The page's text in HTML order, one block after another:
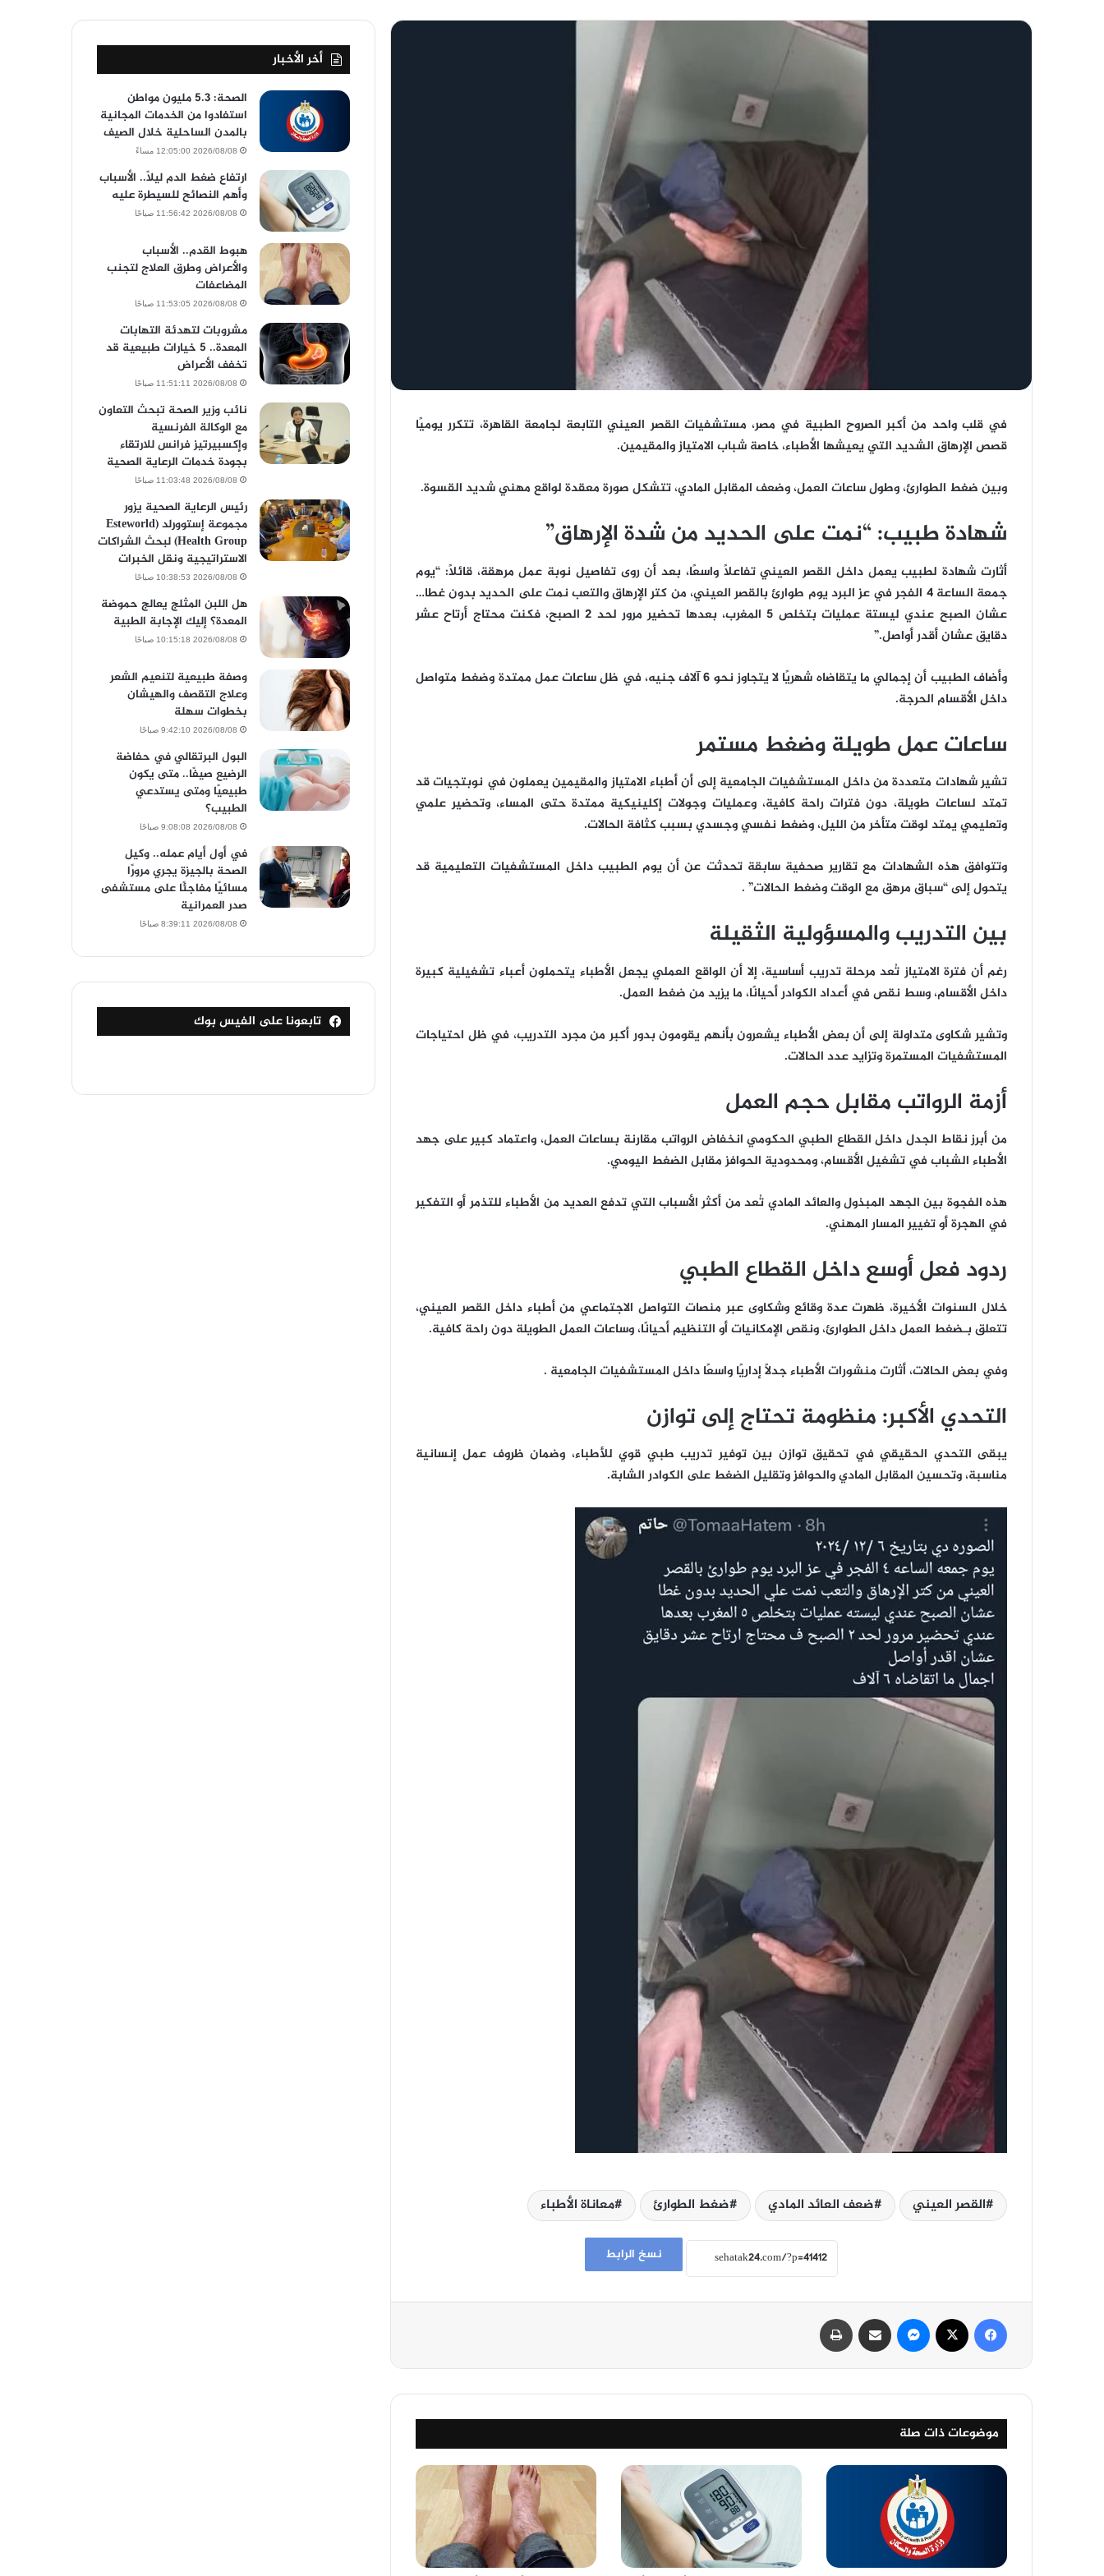
في قلب واحد من أكبر الصروح الطبية في مصر، مستشفيات القصر العيني التابعة لجامعة القاهرة، تتكرر يوميًا
قصص الإرهاق الشديد التي يعيشها الأطباء، خاصة شباب الامتياز والمقيمين.
وبين ضغط الطوارئ، وطول ساعات العمل، وضعف المقابل المادي، تتشكل صورة معقدة لواقع مهني شديد القسوة.
شهادة طبيب: “نمت على الحديد من شدة الإرهاق”
أثارت شهادة لطبيب يعمل داخل القصر العيني تفاعلًا واسعًا، بعد أن روى تفاصيل نوبة عمل مرهقة، قائلاً: “يوم
جمعة الساعة 4 الفجر في عز البرد يوم طوارئ بالقصر العيني، من كتر الإرهاق والتعب نمت على الحديد بدون غطا…
عشان الصبح عندي ليستة عمليات بتخلص 5 المغرب، بعدها تحضير مرور لحد 2 الصبح، فكنت محتاج أرتاح عشر
دقايق عشان أقدر أواصل.”
وأضاف الطبيب أن إجمالي ما يتقاضاه شهريًا لا يتجاوز نحو 6 آلاف جنيه، في ظل ساعات عمل ممتدة وضغط متواصل
داخل الأقسام الحرجة.
ساعات عمل طويلة وضغط مستمر
تشير شهادات متعددة من داخل المستشفيات الجامعية إلى أن أطباء الامتياز والمقيمين يعملون في نوبتجيات قد
تمتد لساعات طويلة، دون فترات راحة كافية، وعمليات وجولات إكلينيكية ممتدة حتى المساء، وتحضير علمي
وتعليمي يمتد لوقت متأخر من الليل، وضغط نفسي وجسدي بسبب كثافة الحالات.
وتتوافق هذه الشهادات مع تقارير صحفية سابقة تحدثت عن أن يوم الطبيب داخل المستشفيات التعليمية قد
يتحول إلى “سباق مرهق مع الوقت وضغط الحالات” .
بين التدريب والمسؤولية الثقيلة
رغم أن فترة الامتياز تُعد مرحلة تدريب أساسية، إلا أن الواقع العملي يجعل الأطباء يتحملون أعباء تشغيلية كبيرة
داخل الأقسام، وسط نقص في أعداد الكوادر أحيانًا، ما يزيد من ضغط العمل.
وتشير شكاوى متداولة إلى أن بعض الأطباء يشعرون بأنهم يقومون بدور أكبر من مجرد التدريب، في ظل احتياجات
المستشفيات المستمرة وتزايد عدد الحالات.
أزمة الرواتب مقابل حجم العمل
من أبرز نقاط الجدل داخل القطاع الطبي الحكومي انخفاض الرواتب مقارنة بساعات العمل، واعتماد كبير على جهد
الأطباء الشباب في تشغيل الأقسام، ومحدودية الحوافز مقابل الضغط اليومي.
هذه الفجوة بين الجهد المبذول والعائد المادي تُعد من أكثر الأسباب التي تدفع العديد من الأطباء للتذمر أو التفكير
في الهجرة أو تغيير المسار المهني.
ردود فعل أوسع داخل القطاع الطبي
خلال السنوات الأخيرة، ظهرت عدة وقائع وشكاوى عبر منصات التواصل الاجتماعي من أطباء داخل القصر العيني،
تتعلق بـضغط العمل داخل الطوارئ، ونقص الإمكانيات أو التنظيم أحيانًا، وساعات العمل الطويلة دون راحة كافية.
وفي بعض الحالات، أثارت منشورات الأطباء جدلًا إداريًا واسعًا داخل المستشفيات الجامعية .
التحدي الأكبر: منظومة تحتاج إلى توازن
يبقى التحدي الحقيقي في تحقيق توازن بين توفير تدريب طبي قوي للأطباء، وضمان ظروف عمل إنسانية
مناسبة، وتحسين المقابل المادي والحوافز وتقليل الضغط على الكوادر الشابة.
القصر العيني ضعف العائد المادي ضغط الطوارئ معاناة الأطباء
نسخ الرابط
فيسبوك ماسنجر مشاركة عبر البريد
موضوعات ذات صلة
أخر الأخبار
الصحة: 5.3 مليون مواطن
استفادوا من الخدمات المجانية
بالمدن الساحلية خلال الصيف
2026/08/08 12:05:00 مساءً
ارتفاع ضغط الدم ليلًا.. الأسباب
وأهم النصائح للسيطرة عليه
2026/08/08 11:56:42 صباحًا
هبوط القدم.. الأسباب
والأعراض وطرق العلاج لتجنب
المضاعفات
2026/08/08 11:53:05 صباحًا
مشروبات لتهدئة التهابات
المعدة.. 5 خيارات طبيعية قد
تخفف الأعراض
2026/08/08 11:51:11 صباحًا
نائب وزير الصحة تبحث التعاون
مع الوكالة الفرنسية
وإكسبيرتيز فرانس للارتقاء
بجودة خدمات الرعاية الصحية
2026/08/08 11:03:48 صباحًا
رئيس الرعاية الصحية يزور
مجموعة إستوورلد (Esteworld
Health Group) لبحث الشراكات
الاستراتيجية ونقل الخبرات
2026/08/08 10:38:53 صباحًا
هل اللبن المثلج يعالج حموضة
المعدة؟ إليك الإجابة الطبية
2026/08/08 10:15:18 صباحًا
وصفة طبيعية لتنعيم الشعر
وعلاج التقصف والهيشان
بخطوات سهلة
2026/08/08 9:42:10 صباحًا
البول البرتقالي في حفاضة
الرضيع صيفًا.. متى يكون
طبيعيًا ومتى يستدعي
الطبيب؟
2026/08/08 9:08:08 صباحًا
في أول أيام عمله.. وكيل
الصحة بالجيزة يجري مرورًا
مسائيًا مفاجئًا على مستشفى
صدر العمرانية
2026/08/08 8:39:11 صباحًا
تابعونا على الفيس بوك